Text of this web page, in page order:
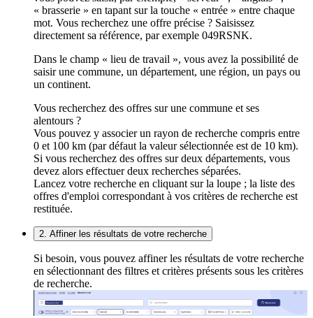
« brasserie » en tapant sur la touche « entrée » entre chaque
mot. Vous recherchez une offre précise ? Saisissez
directement sa référence, par exemple 049RSNK.
Dans le champ « lieu de travail », vous avez la possibilité de
saisir une commune, un département, une région, un pays ou
un continent.
Vous recherchez des offres sur une commune et ses
alentours ?
Vous pouvez y associer un rayon de recherche compris entre
0 et 100 km (par défaut la valeur sélectionnée est de 10 km).
Si vous recherchez des offres sur deux départements, vous
devez alors effectuer deux recherches séparées.
Lancez votre recherche en cliquant sur la loupe ; la liste des
offres d'emploi correspondant à vos critères de recherche est
restituée.
2. Affiner les résultats de votre recherche
Si besoin, vous pouvez affiner les résultats de votre recherche
en sélectionnant des filtres et critères présents sous les critères
de recherche.